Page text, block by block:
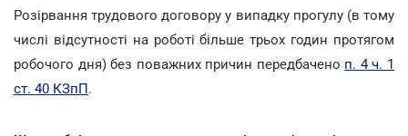
Розірвання трудового договору у випадку прогулу (в тому
числі відсутності на роботі більше трьох годин протягом
робочого дня) без поважних причин передбачено п. 4 ч. 1
ст. 40 КЗпП.